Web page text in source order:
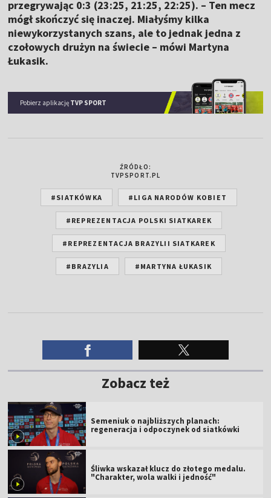
przegrywając 0:3 (23:25, 21:25, 22:25). – Ten mecz
mógł skończyć się inaczej. Miałyśmy kilka
niewykorzystanych szans, ale to jednak jedna z
czołowych drużyn na świecie – mówi Martyna
Łukasik.
Pobierz aplikację TVP SPORT
ŹRÓDŁO:
TVPSPORT.PL
#SIATKÓWKA #LIGA NARODÓW KOBIET
#REPREZENTACJA POLSKI SIATKAREK
#REPREZENTACJA BRAZYLII SIATKAREK
#BRAZYLIA #MARTYNA ŁUKASIK
Zobacz też
Semeniuk o najbliższych planach:
regeneracja i odpoczynek od siatkówki
Śliwka wskazał klucz do złotego medalu.
"Charakter, wola walki i jedność"